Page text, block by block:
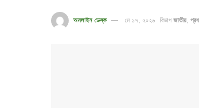
অনলাইন ডেস্ক মে ১৭, ২০২৬ বিভাগ জাতীয়